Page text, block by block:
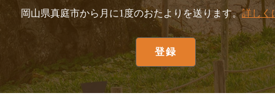
岡山県真庭市から月に1度のおたよりを送ります。詳しく